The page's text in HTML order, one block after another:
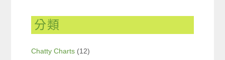
分類
Chatty Charts (12)